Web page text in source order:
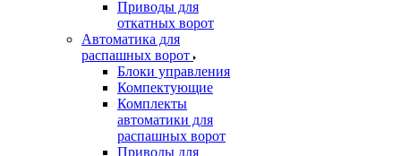
Приводы для
откатных ворот
Автоматика для
распашных ворот
Блоки управления
Компектующие
Комплекты
автоматики для
распашных ворот
Приводы для